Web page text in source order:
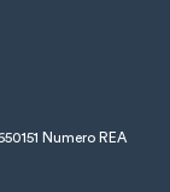
Numero REA